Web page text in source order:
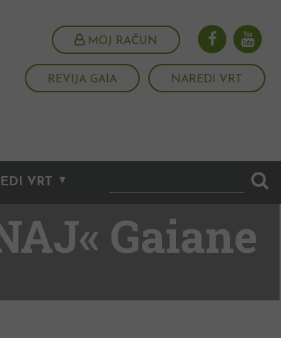
MOJ RAČUN
REVIJA GAIA NAREDI VRT
VRT
Gaiane